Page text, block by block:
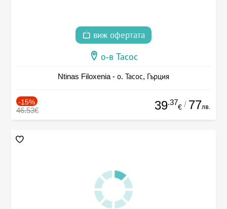
виж офертата
о-в Тасос
Ntinas Filoxenia - о. Тасос, Гърция
-15%
46.53€ 39.37
€ / 77лв.